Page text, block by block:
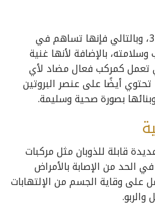
يحتوي الجوز على الأوميجا3، وبالتالي فإنها تساهم في
بالإضافة لأنها غنية
تعمل كمركب فعال مضاد لأي
تحتوي أيضًا على عنصر البروتين
بصورة صحية وسليمة.
قابلة للذوبان مثل مركبات
الحد من الإصابة بالأمراض
على وقاية الجسم من الإلتهابات